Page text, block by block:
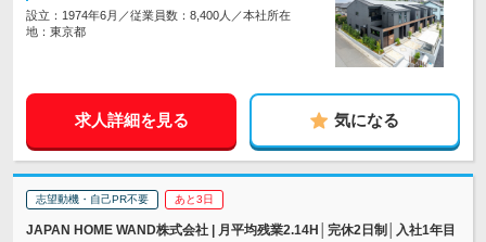
設立：1974年6月／従業員数：8,400人／本社所在
地：東京都
求人詳細を見る 気になる
志望動機・自己PR不要 あと3日
JAPAN HOME WAND株式会社 | 月平均残業2.14H│完休2日制│入社1年目